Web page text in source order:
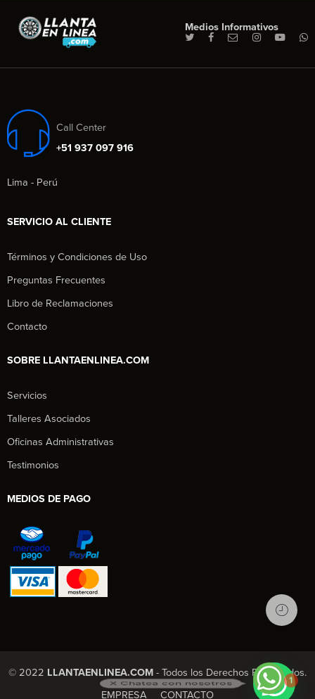
Medios Informativos
Call Center
+51 937 097 916
Lima - Perú
SERVICIO AL CLIENTE
Términos y Condiciones de Uso
Preguntas Frecuentes
Libro de Reclamaciones
Contacto
SOBRE LLANTAENLINEA.COM
Servicios
Talleres Asociados
Oficinas Administrativas
Testimonios
MEDIOS DE PAGO
© 2022 LLANTAENLINEA.COM - Todos los Derechos Reservados.
EMPRESA
CONTACTO
X Chatea con nosotros
1